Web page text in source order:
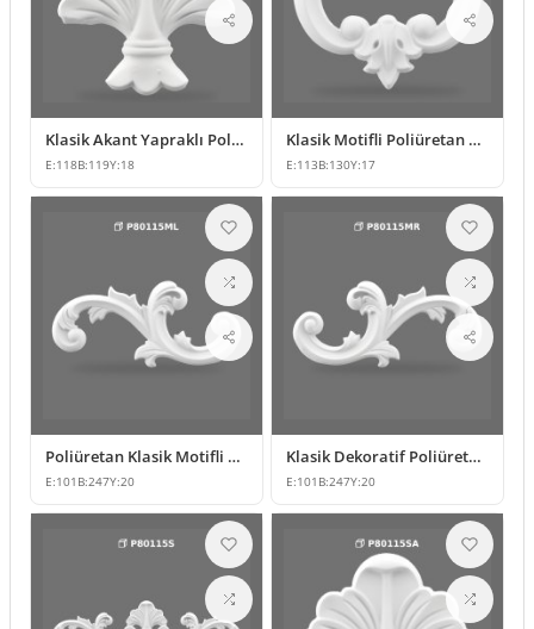
Klasik Akant Yapraklı Poliüretan Süsleme Modeli
E:118B:119Y:18
Klasik Motifli Poliüretan Duvar ve Mobilya Süsleme Modeli
E:113B:130Y:17
Poliüretan Klasik Motifli Dekoratif Duvar Süsleme Modeli
E:101 B:247Y:20
Klasik Dekoratif Poliüretan Duvar ve Mobilya Süsü Modelleri
E:101 B:247Y:20